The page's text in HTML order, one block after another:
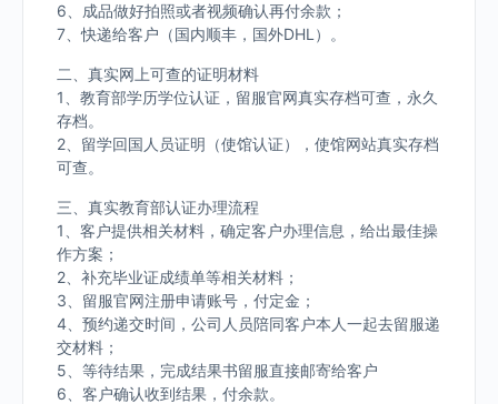
6、成品做好拍照或者视频确认再付余款；
7、快递给客户（国内顺丰，国外DHL）。
二、真实网上可查的证明材料
1、教育部学历学位认证，留服官网真实存档可查，永久
存档。
2、留学回国人员证明（使馆认证），使馆网站真实存档
可查。
三、真实教育部认证办理流程
1、客户提供相关材料，确定客户办理信息，给出最佳操
作方案；
2、补充毕业证成绩单等相关材料；
3、留服官网注册申请账号，付定金；
4、预约递交时间，公司人员陪同客户本人一起去留服递
交材料；
5、等待结果，完成结果书留服直接邮寄给客户
6、客户确认收到结果，付余款。